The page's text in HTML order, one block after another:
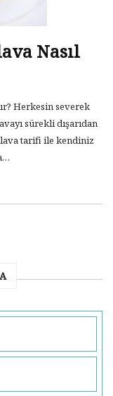
Nasıl
Herkesin severek
sürekli dışarıdan
tarifi ile kendiniz